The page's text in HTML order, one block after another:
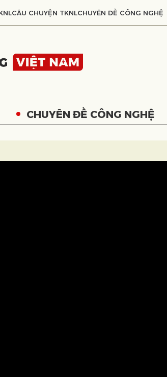
CÂU CHUYỆN TKNLCHUYÊN ĐỀ CÔNG NGHỆ
CHUYÊN ĐỀ CÔNG NGHỆ